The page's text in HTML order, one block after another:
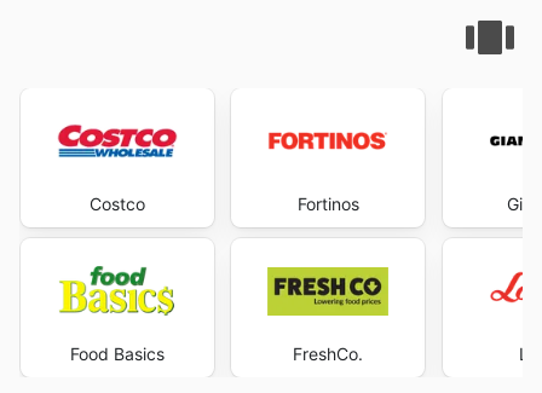
Costco
Food Basics
Fortinos
FreshCo.